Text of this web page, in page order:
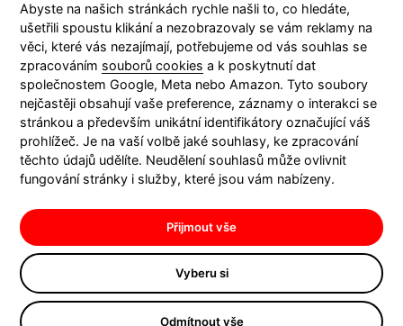
KONTAKT
Boomerang Communication s. r. o., zapsaná v obchodním rejstříku vedeném u
Městského soudu v Praze, oddíl C, vložka 82867, se sídlem Nad Kazankou 37, 171 00
Praha 7, IČ: 26447657, DIČ: CZ26447657, bankovní spojení: Raiffeisenbank, a.s.,
číslo účtu: 5640596001/5500, zastoupená Mgr. Markem Slezákem, jednatelem.
Abyste na našich stránkách rychle našli to, co hledáte,
ušetřili spoustu klikání a nezobrazovaly se vám reklamy na
věci, které vás nezajímají, potřebujeme od vás souhlas se
zpracováním souborů cookies a k poskytnutí dat
společnostem Google, Meta nebo Amazon. Tyto soubory
nejčastěji obsahují vaše preference, záznamy o interakci se
stránkou a především unikátní identifikátory označující váš
prohlížeč. Je na vaší volbě jaké souhlasy, ke zpracování
těchto údajů udělíte. Neudělení souhlasů může ovlivnit
fungování stránky i služby, které jsou vám nabízeny.
Přijmout vše
Vyberu si
Odmítnout vše